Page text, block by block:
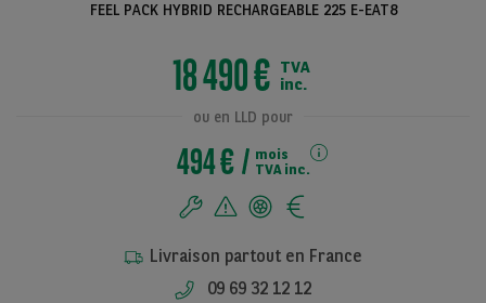
Voir toutes les
FEEL PACK HYBRID RECHARGEABLE 225 E-EAT8
18 490 € TVA
inc.
ou en LLD pour
494 €
mois
TVA inc.
Livraison partout en France
09 69 32 12 12